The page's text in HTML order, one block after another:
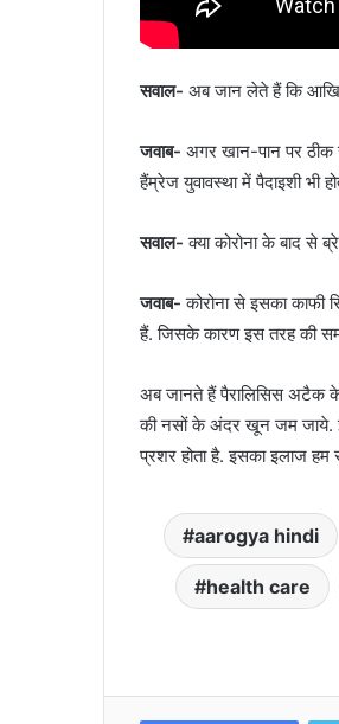
सवाल- अब जान लेते हैं कि
जवाब- अगर खान-पान पर ठीक
हैंम्रेज युवावस्था में पैदाइशी भी
सवाल- क्या कोरोना के बाद
जवाब- कोरोना से इसका काफी
हैं. जिसके कारण इस तरह की
अब जानते हैं पैरालिसिस अटैक के
की नसों के अंदर खून जम जाये.
प्रशर होता है. इसका इलाज
aarogya hindi
health care